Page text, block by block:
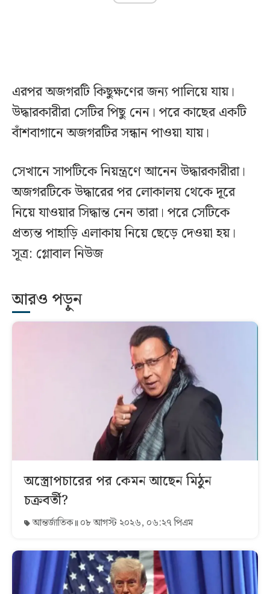
এরপর অজগরটি কিছুক্ষণের জন্য পালিয়ে যায়।
উদ্ধারকারীরা সেটির পিছু নেন। পরে কাছের একটি
বাঁশবাগানে অজগরটির সন্ধান পাওয়া যায়।
সেখানে সাপটিকে নিয়ন্ত্রণে আনেন উদ্ধারকারীরা।
অজগরটিকে উদ্ধারের পর লোকালয় থেকে দূরে
নিয়ে যাওয়ার সিদ্ধান্ত নেন তারা। পরে সেটিকে
প্রত্যন্ত পাহাড়ি এলাকায় নিয়ে ছেড়ে দেওয়া হয়।
সূত্র: গ্লোবাল নিউজ
আরও পড়ুন
অস্ত্রোপচারের পর কেমন আছেন মিঠুন
চক্রবর্তী?
আন্তর্জাতিক ০৮ আগস্ট ২০২৬, ০৬:২৭ পিএম